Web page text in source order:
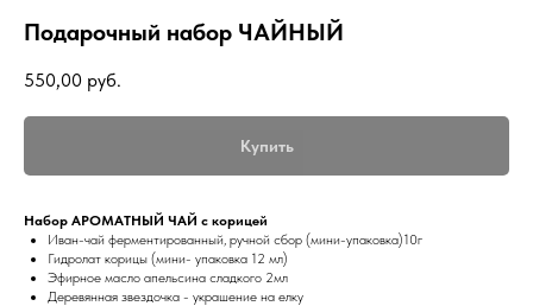
Подарочный набор ЧАЙНЫЙ
550,00 руб.
Купить
Набор АРОМАТНЫЙ ЧАЙ с корицей
Иван-чай ферментированный, ручной сбор (мини-упаковка)10г
Гидролат корицы (мини- упаковка 12 мл)
Эфирное масло апельсина сладкого 2мл
Деревянная звездочка - украшение на елку